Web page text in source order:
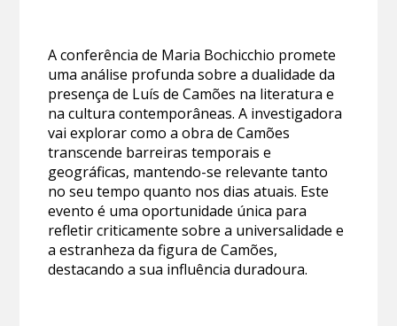
A conferência de Maria Bochicchio promete
uma análise profunda sobre a dualidade da
presença de Luís de Camões na literatura e
na cultura contemporâneas. A investigadora
vai explorar como a obra de Camões
transcende barreiras temporais e
geográficas, mantendo-se relevante tanto
no seu tempo quanto nos dias atuais. Este
evento é uma oportunidade única para
refletir criticamente sobre a universalidade e
a estranheza da figura de Camões,
destacando a sua influência duradoura.